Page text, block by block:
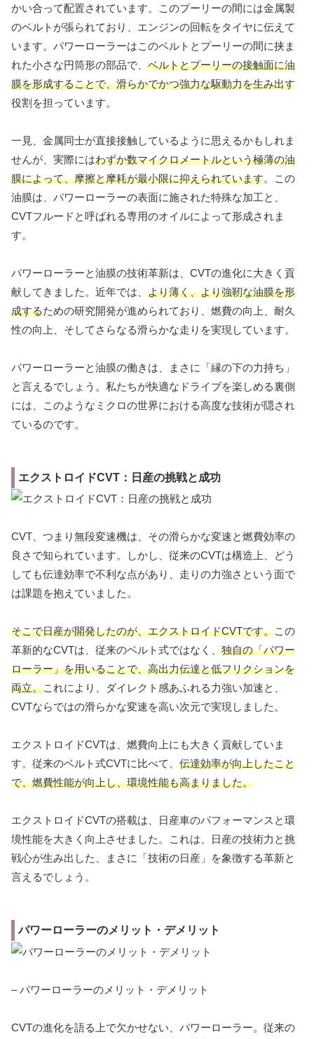
かい合って配置されています。このプーリーの間には金属製
のベルトが張られており、エンジンの回転をタイヤに伝えて
います。パワーローラーはこのベルトとプーリーの間に挟ま
れた小さな円筒形の部品で、 ベルトとプーリーの接触面に油
膜を形成することで、滑らかでかつ強力な駆動力を生み出す
役割を担っています。
一見、金属同士が直接接触しているように思えるかもしれま
せんが、実際にはわずか数マイクロメートルという極薄の油
膜によって、摩擦と摩耗が最小限に抑えられています。この
油膜は、パワーローラーの表面に施された特殊な加工と、
CVTフルードと呼ばれる専用のオイルによって形成されま
す。
パワーローラーと油膜の技術革新は、CVTの進化に大きく貢
献してきました。近年では、 より薄く、より強靭な油膜を形
成するための研究開発が進められており、燃費の向上、耐久
性の向上、そしてさらなる滑らかな走りを実現しています。
パワーローラーと油膜の働きは、まさに「縁の下の力持ち」
と言えるでしょう。私たちが快適なドライブを楽しめる裏側
には、このようなミクロの世界における高度な技術が隠され
ているのです。
エクストロイドCVT：日産の挑戦と成功
CVT、つまり無段変速機は、その滑らかな変速と燃費効率の
良さで知られています。しかし、従来のCVTは構造上、どう
しても伝達効率で不利な点があり、走りの力強さという面で
は課題を抱えていました。
そこで日産が開発したのが、エクストロイドCVTです。この
革新的なCVTは、従来のベルト式ではなく、 独自の「パワー
ローラー」を用いることで、高出力伝達と低フリクションを
両立。これにより、ダイレクト感あふれる力強い加速と、
CVTならではの滑らかな変速を高い次元で実現しました。
エクストロイドCVTは、燃費向上にも大きく貢献していま
す。従来のベルト式CVTに比べて、 伝達効率が向上したこと
で、燃費性能が向上し、環境性能も高まりました。
エクストロイドCVTの搭載は、日産車のパフォーマンスと環
境性能を大きく向上させました。これは、日産の技術力と挑
戦心が生み出した、まさに「技術の日産」を象徴する革新と
言えるでしょう。
パワーローラーのメリット・デメリット
– パワーローラーのメリット・デメリット
CVTの進化を語る上で欠かせない、パワーローラー。従来の